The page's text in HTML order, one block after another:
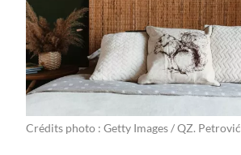
Crédits photo : Getty Images / QZ. Petrović